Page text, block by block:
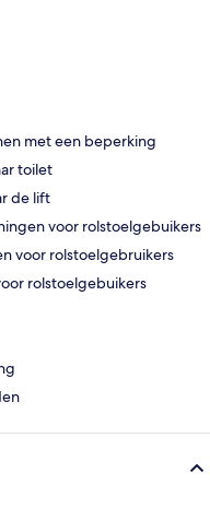
met een beperking
toilet
de lift
voor rolstoelgebuikers
voor rolstoelgebruikers
rolstoelgebuikers